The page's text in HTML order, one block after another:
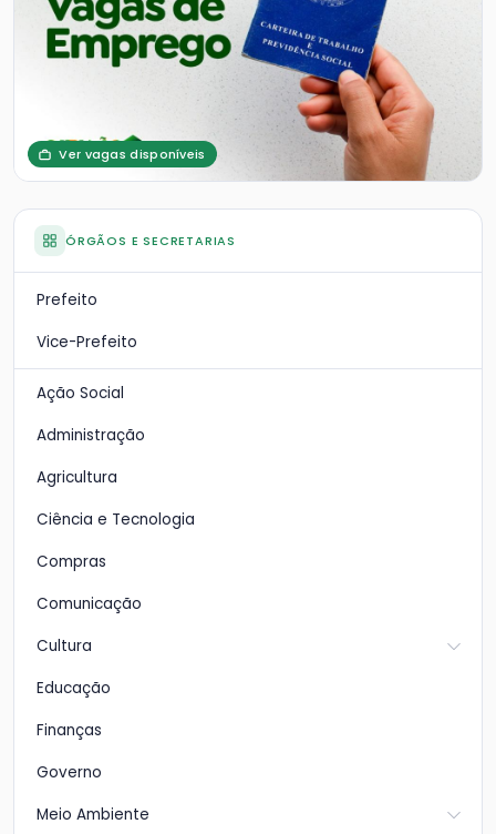
Ver vagas disponíveis
ÓRGÃOS E SECRETARIAS
Prefeito
Vice-Prefeito
Ação Social
Administração
Agricultura
Ciência e Tecnologia
Compras
Comunicação
Cultura
Educação
Finanças
Governo
Meio Ambiente